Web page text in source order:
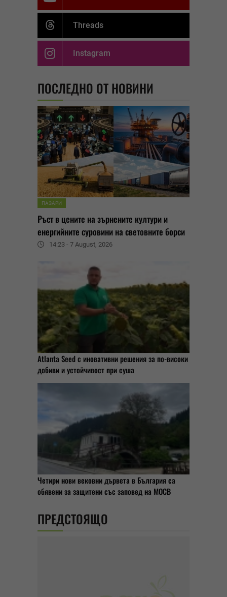
Threads
Instagram
ПОСЛЕДНО ОТ НОВИНИ
ПАЗАРИ
Ръст в цените на зърнените култури и
енергийните суровини на световните борси
14:23 - 7 August, 2026
Atlanta Seed с иновативни решения за по-високи
добиви и устойчивост при суша
Четири нови вековни дървета в България са
обявени за защитени със заповед на МОСВ
ПРЕДСТОЯЩО